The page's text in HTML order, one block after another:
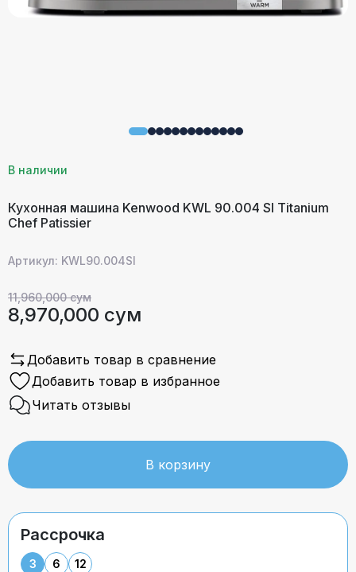
В наличии
Кухонная машина Kenwood KWL 90.004 SI Titanium
Chef Patissier
Артикул: KWL90.004SI
11,960,000 сум
8,970,000 сум
Добавить товар в сравнение
Добавить товар в избранное
Читать отзывы
В корзину
Рассрочка
3 6 12